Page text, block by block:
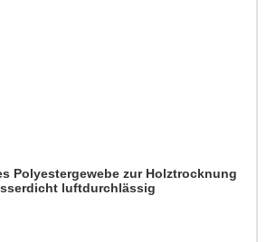
Polyestergewebe zur Holztrocknung
luftdurchlässig